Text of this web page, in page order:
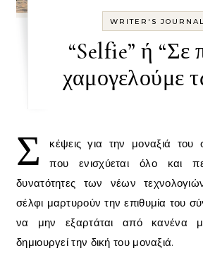
WRITER'S JOURNAL
“Selfie” ή “Σε
χαμογελούμε
Σ
κέψεις για την μοναξιά του
που ενισχύεται όλο και
δυνατότητες των νέων
σέλφι μαρτυρούν την επιθυμία του
να μην εξαρτάται από κανένα
δημιουργεί την δική του μοναξιά.